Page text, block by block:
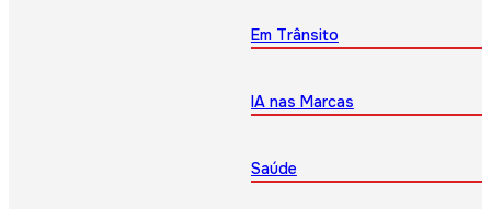
Em Trânsito
IA nas Marcas
Saúde